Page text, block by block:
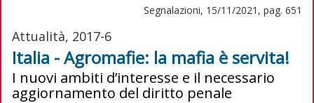
Segnalazioni, 15/11/2021, pag. 651
Attualità, 2017-6
Italia - Agromafie: la mafia è servita!
I nuovi ambiti d’interesse e il necessario
aggiornamento del diritto penale